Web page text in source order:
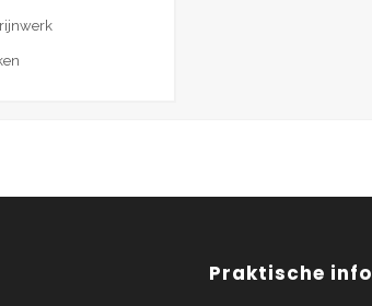
Praktische info